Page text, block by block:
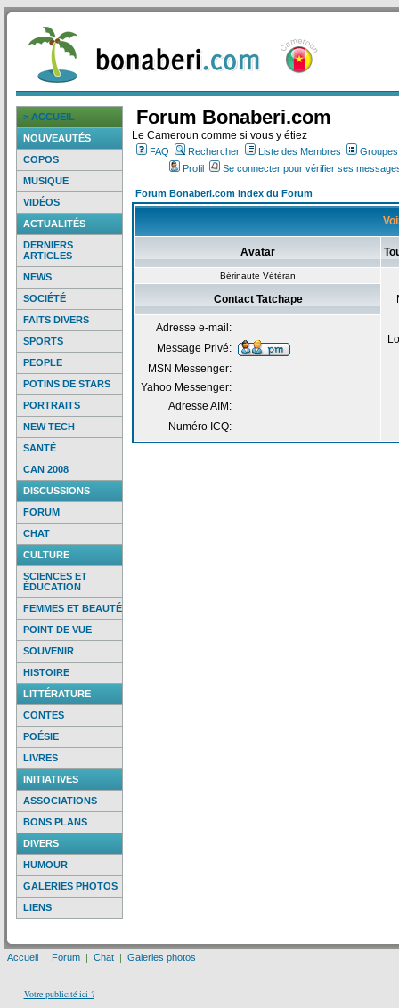
> ACCUEIL
NOUVEAUTÉS
COPOS
MUSIQUE
VIDÉOS
ACTUALITÉS
DERNIERS
ARTICLES
NEWS
SOCIÉTÉ
FAITS DIVERS
SPORTS
PEOPLE
POTINS DE STARS
PORTRAITS
NEW TECH
SANTÉ
CAN 2008
DISCUSSIONS
FORUM
CHAT
CULTURE
SCIENCES ET
ÉDUCATION
FEMMES ET BEAUTÉ
POINT DE VUE
SOUVENIR
HISTOIRE
LITTÉRATURE
CONTES
POÉSIE
LIVRES
INITIATIVES
ASSOCIATIONS
BONS PLANS
DIVERS
HUMOUR
GALERIES PHOTOS
LIENS
Forum Bonaberi.com
Le Cameroun comme si vous y étiez
FAQ Rechercher Liste des Membres
Profil
Se connecter pour vérifier ses
Forum Bonaberi.com Index du Forum
Avatar
Bérinaute Vétéran
Contact Tatchape
Adresse e-mail:
Message Privé:
MSN Messenger:
Yahoo Messenger:
Adresse AIM:
Numéro ICQ:
Accueil | Forum | Chat | Galeries photos
Votre publicité ici ?